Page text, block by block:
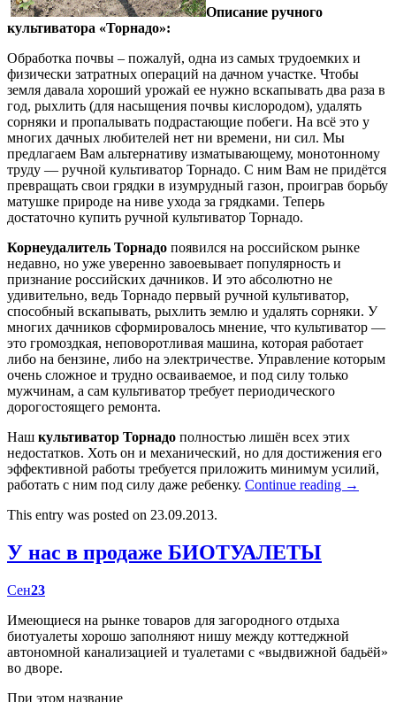
Описание ручного
культиватора «Торнадо»:
Обработка почвы – пожалуй, одна из самых трудоемких и
физически затратных операций на дачном участке. Чтобы
земля давала хороший урожай ее нужно вскапывать два раза в
год, рыхлить (для насыщения почвы кислородом), удалять
сорняки и пропалывать подрастающие побеги. На всё это у
многих дачных любителей нет ни времени, ни сил. Мы
предлагаем Вам альтернативу изматывающему, монотонному
труду — ручной культиватор Торнадо. С ним Вам не придётся
превращать свои грядки в изумрудный газон, проиграв борьбу
матушке природе на ниве ухода за грядками. Теперь
достаточно купить ручной культиватор Торнадо.
Корнеудалитель Торнадо появился на российском рынке
недавно, но уже уверенно завоевывает популярность и
признание российских дачников. И это абсолютно не
удивительно, ведь Торнадо первый ручной культиватор,
способный вскапывать, рыхлить землю и удалять сорняки. У
многих дачников сформировалось мнение, что культиватор —
это громоздкая, неповоротливая машина, которая работает
либо на бензине, либо на электричестве. Управление которым
очень сложное и трудно осваиваемое, и под силу только
мужчинам, а сам культиватор требует периодического
дорогостоящего ремонта.
Наш культиватор Торнадо полностью лишён всех этих
недостатков. Хоть он и механический, но для достижения его
эффективной работы требуется приложить минимум усилий,
работать с ним под силу даже ребенку. Continue reading →
This entry was posted on 23.09.2013.
У нас в продаже БИОТУАЛЕТЫ
Сен23
Имеющиеся на рынке товаров для загородного отдыха
биотуалеты хорошо заполняют нишу между коттеджной
автономной канализацией и туалетами с «выдвижной бадьёй»
во дворе.
При этом название